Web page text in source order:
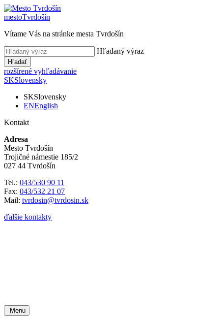
mestoTvrdošín
Vítame Vás na stránke mesta Tvrdošín
Hľadaný výraz
Hľadať
rozšírené vyhľadávanie
SKSlovensky
SKSlovensky
ENEnglish
Kontakt
Adresa
Mesto Tvrdošín
Trojičné námestie 185/2
027 44 Tvrdošín
Tel.: 043/530 90 11
Fax: 043/532 21 07
Mail: tvrdosin@tvrdosin.sk
ďalšie kontakty
Menu